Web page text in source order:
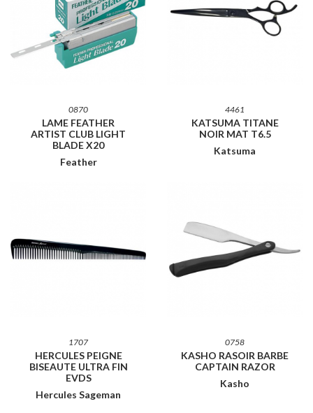
0870
LAME FEATHER
ARTIST CLUB LIGHT
BLADE X20
Feather
4461
KATSUMA TITANE
NOIR MAT T6.5
Katsuma
1707
HERCULES PEIGNE
BISEAUTE ULTRA FIN
EVDS
Hercules Sageman
0758
KASHO RASOIR BARBE
CAPTAIN RAZOR
Kasho